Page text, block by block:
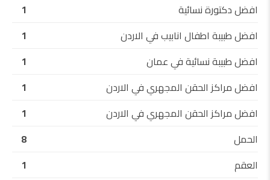
افضل دكتورة نسائية
1
افضل طبيبة اطفال انابيب في الاردن
1
افضل طبيبة نسائية في عمان
1
افضل مراكز الحقن المجهري في الاردن
1
افضل مراكز الحقن المجهري في الاردن
1
الحمل
8
العقم
1